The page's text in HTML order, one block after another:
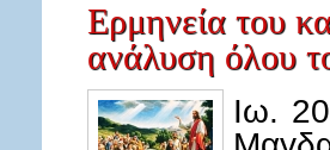
Ερμηνεία του
ανάλυση όλου
Ιω.